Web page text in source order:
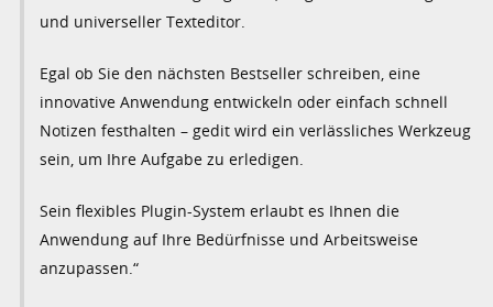
und universeller Texteditor.
Egal ob Sie den nächsten Bestseller schreiben, eine
innovative Anwendung entwickeln oder einfach schnell
Notizen festhalten – gedit wird ein verlässliches Werkzeug
sein, um Ihre Aufgabe zu erledigen.
Sein flexibles Plugin-System erlaubt es Ihnen die
Anwendung auf Ihre Bedürfnisse und Arbeitsweise
anzupassen.“